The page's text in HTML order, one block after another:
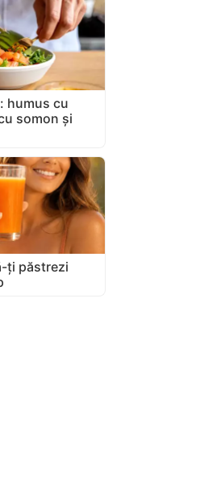
humus cu
somon și
ți păstrezi